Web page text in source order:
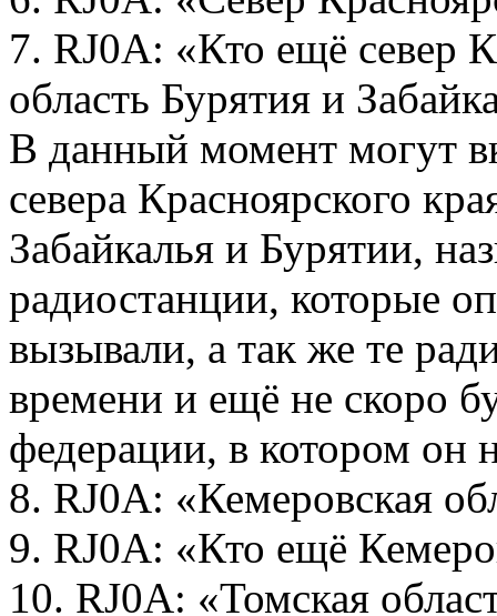
7. RJ0A: «Кто ещё север
область Бурятия и
В данный момент могут
севера Красноярского
Забайкалья и Бурятии,
радиостанции, которые
вызывали, а так же те
времени и ещё не скоро
федерации, в котором он
8. RJ0A: «Кемеровская
9. RJ0A: «Кто ещё
10. RJ0A: «Томская